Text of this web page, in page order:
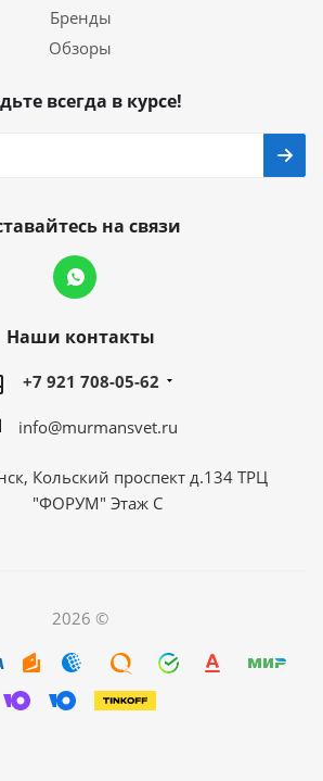
Бренды
Обзоры
всегда в курсе!
на связи
Наши контакты
+7 921 708-05-62
info@murmansvet.ru
Кольский проспект д.134 ТРЦ
"ФОРУМ" Этаж С
2026 ©